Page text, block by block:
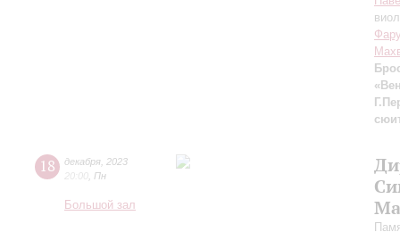
18 декабря 2023
20:00 Пн
Большой зал